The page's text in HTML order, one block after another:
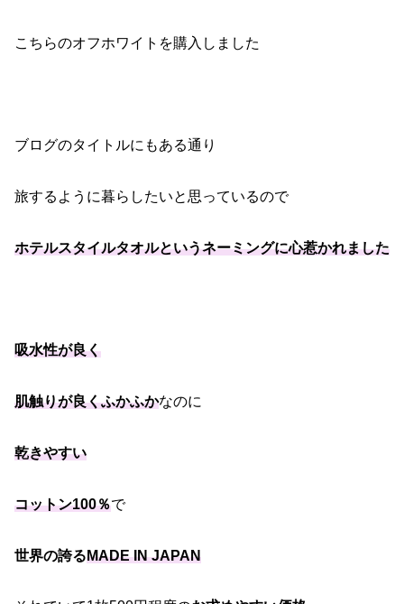
こちらのオフホワイトを購入しました
ブログのタイトルにもある通り
旅するように暮らしたいと思っているので
ホテルスタイルタオルというネーミングに心惹かれました
吸水性が良く
肌触りが良くふかふかなのに
乾きやすい
コットン100％で
世界の誇るMADE IN JAPAN